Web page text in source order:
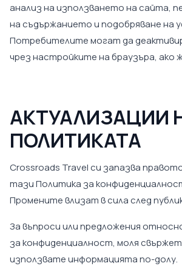
анализ на използването на сайта,
на съдържанието и подобряване на
Потребителите могат да
чрез настройките на браузъра, ако
АКТУАЛИЗАЦИИ
ПОЛИТИКАТА
Crossroads Travel си запазва
тази Политика за
Промените влизат в сила след
За въпроси или предложения
за конфиденциалност, моля
използвате информацията по-долу.